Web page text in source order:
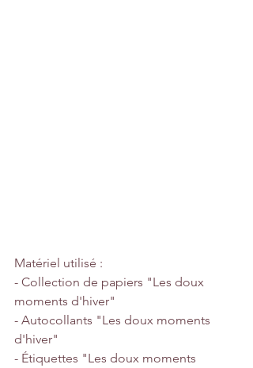
Matériel utilisé :
- Collection de papiers "Les doux
moments d'hiver"
- Autocollants "Les doux moments
d'hiver"
- Étiquettes "Les doux moments